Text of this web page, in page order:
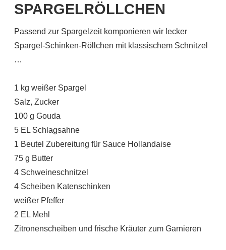
SPARGELRÖLLCHEN
Passend zur Spargelzeit komponieren wir lecker
Spargel-Schinken-Röllchen mit klassischem Schnitzel
…
1 kg weißer Spargel
Salz, Zucker
100 g Gouda
5 EL Schlagsahne
1 Beutel Zubereitung für Sauce Hollandaise
75 g Butter
4 Schweineschnitzel
4 Scheiben Katenschinken
weißer Pfeffer
2 EL Mehl
Zitronenscheiben und frische Kräuter zum Garnieren